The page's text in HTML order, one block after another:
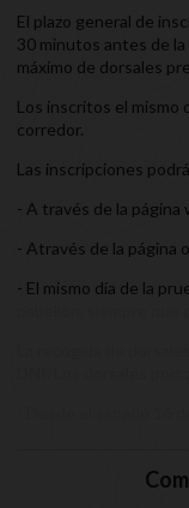
El plazo general de
30 minutos antes de
máximo de dorsales
Los inscritos el mismo
corredor.
Las inscripciones
- A través de la página
- Através de la página
- El mismo día de la
La recogida de
DNI. Los dorsales